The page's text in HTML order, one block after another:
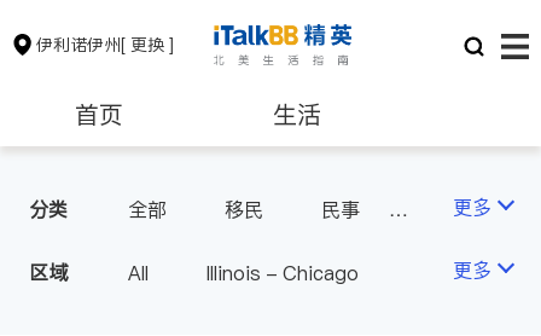
伊利诺伊州[ 更换 ]
首页 生活
保险理财 房地产租售
分类 全部 移民
民事
更多
区域 All Illinois - Chicago 更多